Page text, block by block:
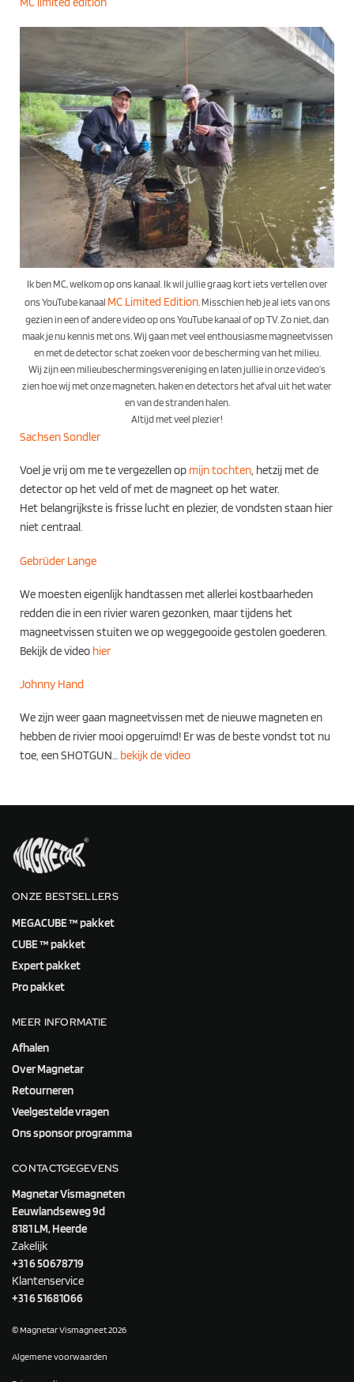
Ik ben MC, welkom op ons kanaal. Ik wil jullie graag kort iets vertellen over
ons YouTube kanaal MC Limited Edition. Misschien heb je al iets van ons
gezien in een of andere video op ons YouTube kanaal of op TV. Zo niet, dan
maak je nu kennis met ons. Wij gaan met veel enthousiasme magneetvissen
en met de detector schat zoeken voor de bescherming van het milieu.
Wij zijn een milieubeschermingsvereniging en laten jullie in onze video’s
zien hoe wij met onze magneten, haken en detectors het afval uit het water
en van de stranden halen.
Altijd met veel plezier!
Sachsen Sondler
Voel je vrij om me te vergezellen op mijn tochten, hetzij met de
detector op het veld of met de magneet op het water.
Het belangrijkste is frisse lucht en plezier, de vondsten staan hier
niet centraal.
Gebrüder Lange
We moesten eigenlijk handtassen met allerlei kostbaarheden
redden die in een rivier waren gezonken, maar tijdens het
magneetvissen stuiten we op weggegooide gestolen goederen.
Bekijk de video hier
Johnny Hand
We zijn weer gaan magneetvissen met de nieuwe magneten en
hebben de rivier mooi opgeruimd! Er was de beste vondst tot nu
toe, een SHOTGUN… bekijk de video
ONZE BESTSELLERS
MEGACUBE ™ pakket
CUBE ™ pakket
Expert pakket
Pro pakket
MEER INFORMATIE
Afhalen
Over Magnetar
Retourneren
Veelgestelde vragen
Ons sponsor programma
CONTACTGEGEVENS
Magnetar Vismagneten
Eeuwlandseweg 9d
8181 LM, Heerde
Zakelijk
+31 6 50678719
Klantenservice
+31 6 51681066
© Magnetar Vismagneet 2026
Algemene voorwaarden